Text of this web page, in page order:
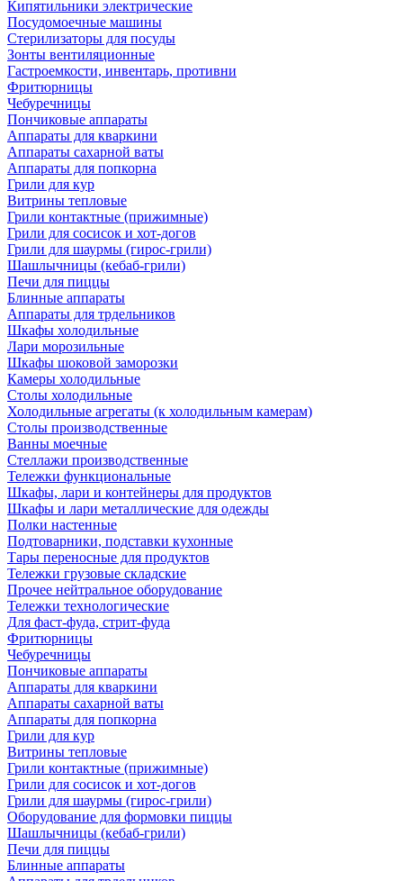
Кипятильники электрические
Посудомоечные машины
Стерилизаторы для посуды
Зонты вентиляционные
Гастроемкости, инвентарь, противни
Фритюрницы
Чебуречницы
Пончиковые аппараты
Аппараты для кваркини
Аппараты сахарной ваты
Аппараты для попкорна
Грили для кур
Витрины тепловые
Грили контактные (прижимные)
Грили для сосисок и хот-догов
Грили для шаурмы (гирос-грили)
Шашлычницы (кебаб-грили)
Печи для пиццы
Блинные аппараты
Аппараты для трдельников
Шкафы холодильные
Лари морозильные
Шкафы шоковой заморозки
Камеры холодильные
Столы холодильные
Холодильные агрегаты (к холодильным камерам)
Столы производственные
Ванны моечные
Стеллажи производственные
Тележки функциональные
Шкафы, лари и контейнеры для продуктов
Шкафы и лари металлические для одежды
Полки настенные
Подтоварники, подставки кухонные
Тары переносные для продуктов
Тележки грузовые складские
Прочее нейтральное оборудование
Тележки технологические
Для фаст-фуда, стрит-фуда
Фритюрницы
Чебуречницы
Пончиковые аппараты
Аппараты для кваркини
Аппараты сахарной ваты
Аппараты для попкорна
Грили для кур
Витрины тепловые
Грили контактные (прижимные)
Грили для сосисок и хот-догов
Грили для шаурмы (гирос-грили)
Оборудование для формовки пиццы
Шашлычницы (кебаб-грили)
Печи для пиццы
Блинные аппараты